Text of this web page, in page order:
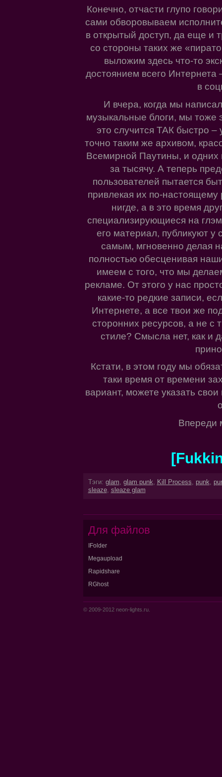
Конечно, отчасти глупо
сами обворовываем
в открытый доступ, да еще и
со стороны таких же
выложим здесь что-то
достоянием всего Интернета
в
И вчера, когда мы
музыкальные блоги, мы тоже
это случится ТАК быстро –
точно таким же архивом,
Всемирной Паутины, и одних
за тысячу. А теперь
пользователей пытается
привлекая их по-
нигде, а в это время
специализирующиеся на
его материал, публикуют
самым, мгновенно делая
полностью обесценивая
имеем с того, что мы
рекламе. От этого у нас
какие-то редкие записи,
Интернете, а все твои же
сторонних ресурсов, а не с
стиле? Смысла нет, как и
Кстати, в этом году мы
таки время от времени
вариант, можете указать
Впереди
Тэги: glam, glam punk, Kill Process, punk,
sleaze, sleaze glam
Для файлов
IFolder
Megaupload
Rapidshare
RGhost
© 2009-2012 neon-lights.ru.